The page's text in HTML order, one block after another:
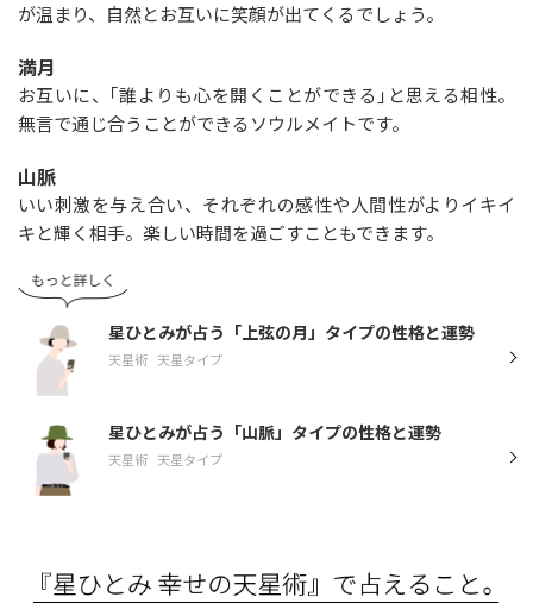
が温まり、自然とお互いに笑顔が出てくるでしょう。
満月
お互いに、｢誰よりも心を開くことができる｣と思える相性。
無言で通じ合うことができるソウルメイトです。
山脈
いい刺激を与え合い、それぞれの感性や人間性がよりイキイ
キと輝く相手。楽しい時間を過ごすこともできます。
星ひとみが占う「上弦の月」タイプの性格と運勢
天星術 天星タイプ
星ひとみが占う「山脈」タイプの性格と運勢
天星術 天星タイプ